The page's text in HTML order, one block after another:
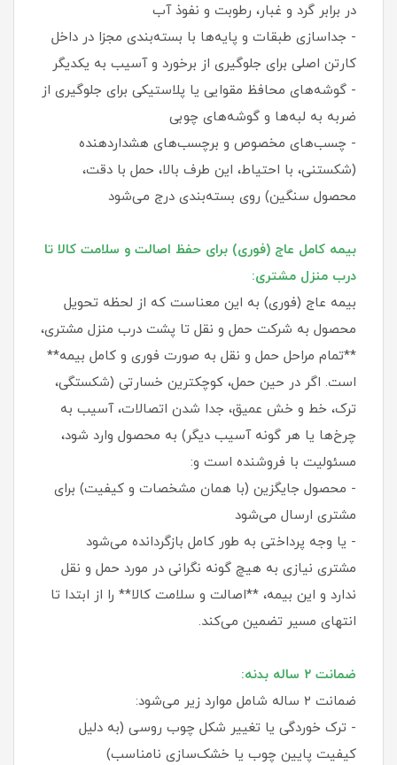
در برابر گرد و غبار، رطوبت و نفوذ آب
- جداسازی طبقات و پایه‌ها با بسته‌بندی مجزا در داخل
کارتن اصلی برای جلوگیری از برخورد و آسیب به یکدیگر
- گوشه‌های محافظ مقوایی یا پلاستیکی برای جلوگیری از
ضربه به لبه‌ها و گوشه‌های چوبی
- چسب‌های مخصوص و برچسب‌های هشداردهنده
(شکستنی، با احتیاط، این طرف بالا، حمل با دقت،
محصول سنگین) روی بسته‌بندی درج می‌شود
بیمه کامل عاج (فوری) برای حفظ اصالت و سلامت کالا تا
درب منزل مشتری:
بیمه عاج (فوری) به این معناست که از لحظه تحویل
محصول به شرکت حمل و نقل تا پشت درب منزل مشتری،
**تمام مراحل حمل و نقل به صورت فوری و کامل بیمه**
است. اگر در حین حمل، کوچکترین خسارتی (شکستگی،
ترک، خط و خش عمیق، جدا شدن اتصالات، آسیب به
چرخ‌ها یا هر گونه آسیب دیگر) به محصول وارد شود،
مسئولیت با فروشنده است و:
- محصول جایگزین (با همان مشخصات و کیفیت) برای
مشتری ارسال می‌شود
- یا وجه پرداختی به طور کامل بازگردانده می‌شود
مشتری نیازی به هیچ گونه نگرانی در مورد حمل و نقل
ندارد و این بیمه، **اصالت و سلامت کالا** را از ابتدا تا
انتهای مسیر تضمین می‌کند.
ضمانت ۲ ساله بدنه:
ضمانت ۲ ساله شامل موارد زیر می‌شود:
- ترک خوردگی یا تغییر شکل چوب روسی (به دلیل
کیفیت پایین چوب یا خشک‌سازی نامناسب)